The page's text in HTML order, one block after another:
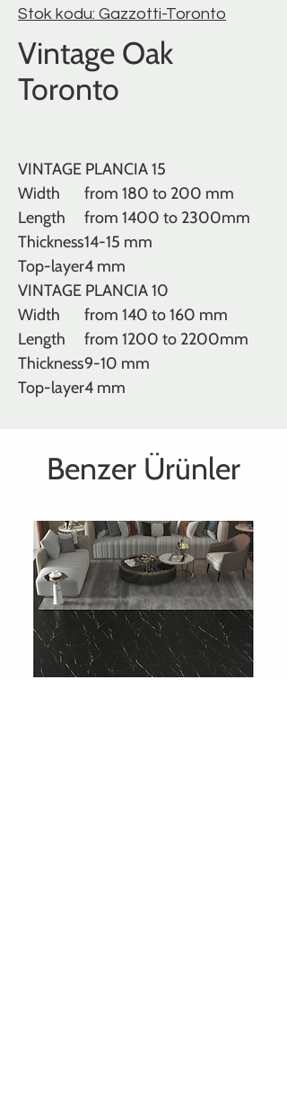
Stok kodu: Gazzotti-Toronto
Vintage Oak
Toronto
VINTAGE PLANCIA 15
Width
from 180 to 200 mm
Length
from 1400 to 2300mm
Thickness14-15 mm
Top-layer4 mm
VINTAGE PLANCIA 10
Width
from 140 to 160 mm
Length
from 1200 to 2200mm
Thickness9-10 mm
Top-layer4 mm
Benzer Ürünler